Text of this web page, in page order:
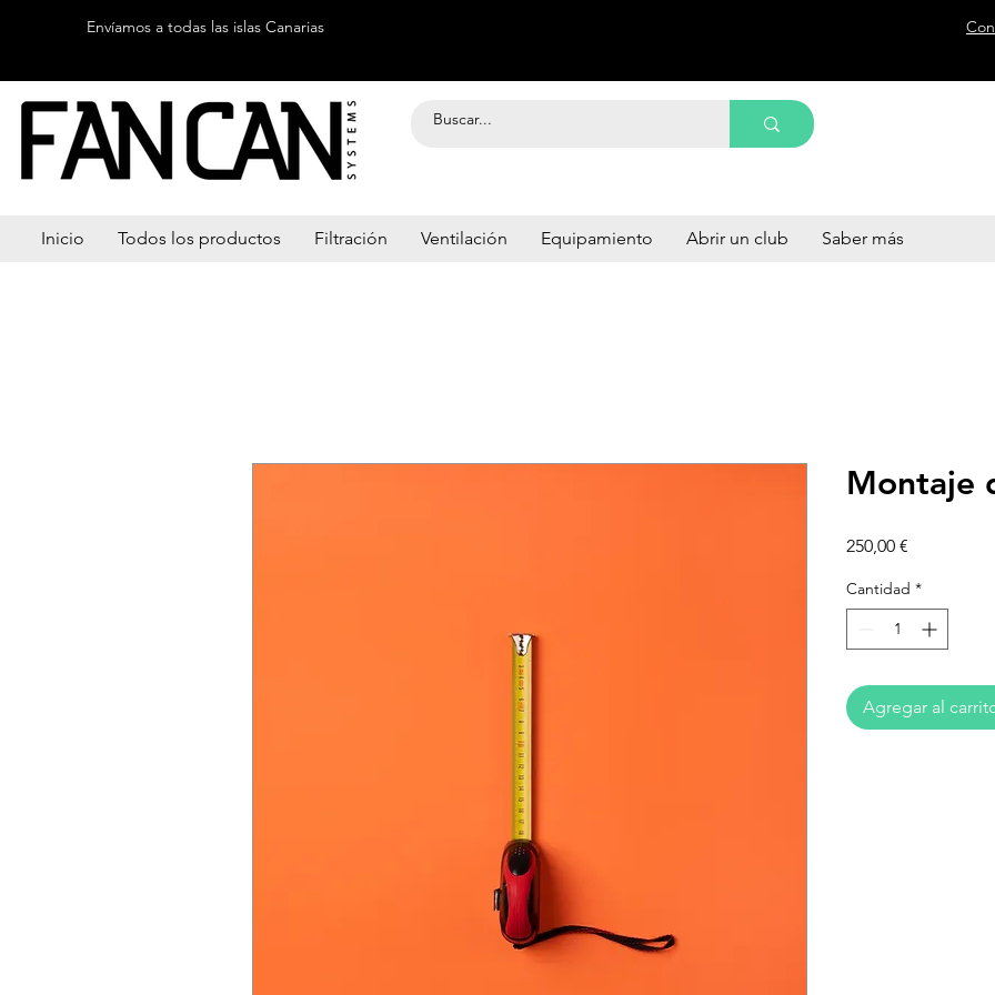
Envíamos a todas las islas Canarias
Inicio Todos los productos Filtración Ventilación Equipamiento Abrir un club Saber más
Montaje
250,00 €
Cantidad *
Agregar al